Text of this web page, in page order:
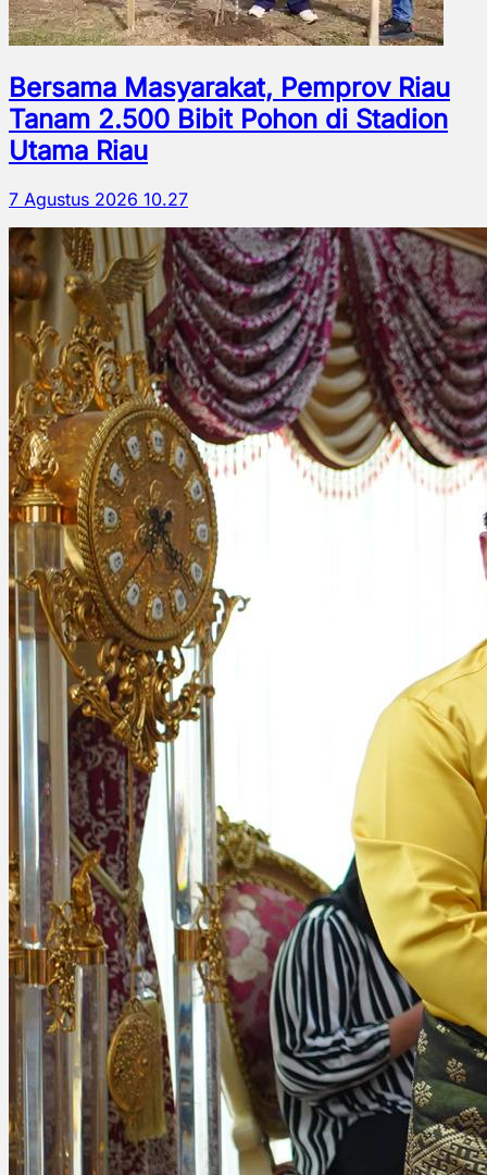
Bersama Masyarakat, Pemprov Riau
Tanam 2.500 Bibit Pohon di Stadion
Utama Riau
7 Agustus 2026 10.27